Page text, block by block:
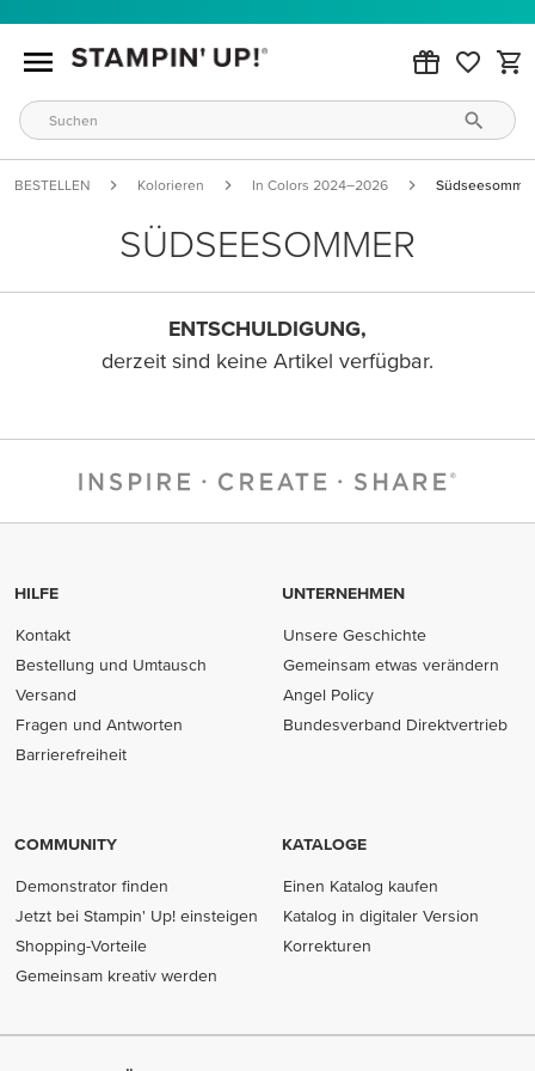
BESTELLEN Kolorieren In Colors 2024–2026
SÜDSEESOMMER
ENTSCHULDIGUNG,
derzeit sind keine Artikel verfügbar.
HILFE
Kontakt
Bestellung und Umtausch
Versand
Fragen und Antworten
Barrierefreiheit
UNTERNEHMEN
Unsere Geschichte
Gemeinsam etwas verändern
Angel Policy
Bundesverband Direktvertrieb
COMMUNITY
Demonstrator finden
Jetzt bei Stampin' Up! einsteigen
Shopping-Vorteile
Gemeinsam kreativ werden
KATALOGE
Einen Katalog kaufen
Katalog in digitaler Version
Korrekturen